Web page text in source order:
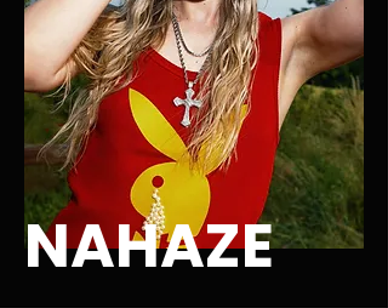
NAHAZE